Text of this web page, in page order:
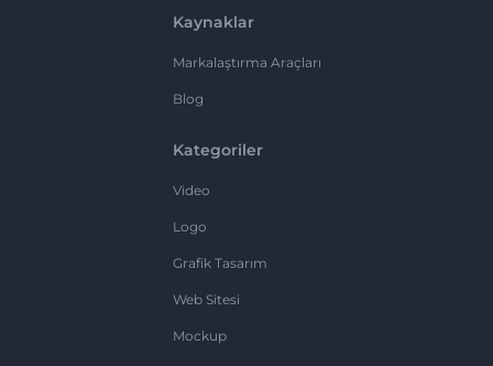
Kaynaklar
Markalaştırma Araçları
Blog
Kategoriler
Video
Logo
Grafik Tasarım
Web Sitesi
Mockup